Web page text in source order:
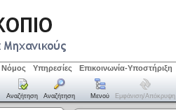
Νόμος Υπηρεσίες Επικοινωνία-Υποστήριξη
Αναζήτηση Αναζήτηση Μενού Εμφάνιση/απόκρυψη